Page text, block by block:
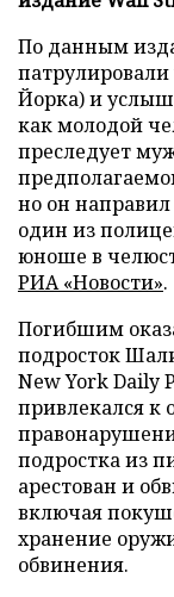
По данным
Йорка) и
как молодой
преследует
но он направил
один из
юноше в
РИА «Новости».
Погибшим
подросток
New York Daily
привлекался к
подростка из
арестован и
включая
хранение
обвинения.